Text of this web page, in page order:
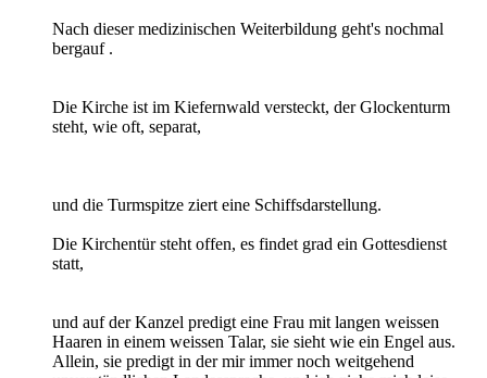
Nach dieser medizinischen Weiterbildung geht's nochmal
bergauf .
Die Kirche ist im Kiefernwald versteckt, der Glockenturm
steht, wie oft, separat,
und die Turmspitze ziert eine Schiffsdarstellung.
Die Kirchentür steht offen, es findet grad ein Gottesdienst
statt,
und auf der Kanzel predigt eine Frau mit langen weissen
Haaren in einem weissen Talar, sie sieht wie ein Engel aus.
Allein, sie predigt in der mir immer noch weitgehend